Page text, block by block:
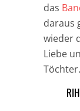
das
daraus
wieder
Liebe